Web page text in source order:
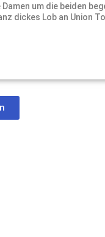
Damen um die beiden
dickes Lob an Union